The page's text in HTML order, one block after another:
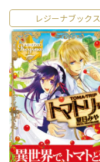
レジーナブックス